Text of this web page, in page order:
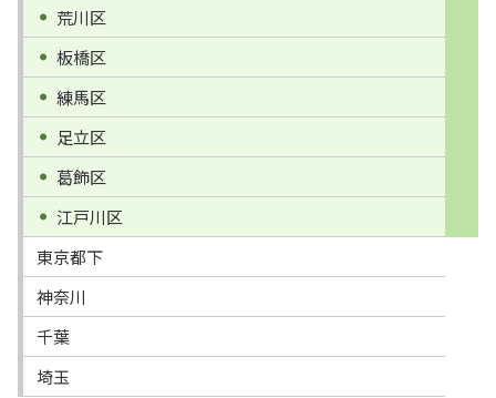
荒川区
板橋区
練馬区
足立区
葛飾区
江戸川区
東京都下
神奈川
千葉
埼玉